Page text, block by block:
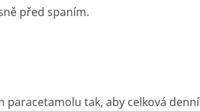
před spaním.
paracetamolu tak, aby celková denní